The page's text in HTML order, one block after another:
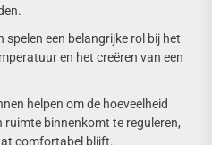
spelen een belangrijke rol bij het
en het creëren van een
helpen om de hoeveelheid
ruimte binnenkomt te reguleren,
comfortabel blijft.